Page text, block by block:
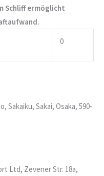
Schliff ermöglicht
0
Sakaiku, Sakai, Osaka, 590-
Ltd, Zevener Str. 18a,